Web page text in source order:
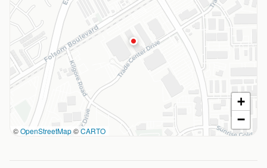
©OpenStreetMap©CARTO
+
−